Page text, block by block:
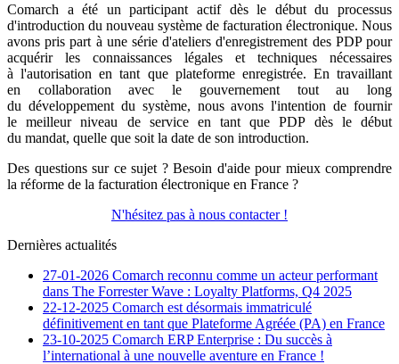
Comarch a été un participant actif dès le début du processus
d'introduction du nouveau système de facturation électronique. Nous
avons pris part à une série d'ateliers d'enregistrement des PDP pour
acquérir les connaissances légales et techniques nécessaires
à l'autorisation en tant que plateforme enregistrée. En travaillant
en collaboration avec le gouvernement tout au long
du développement du système, nous avons l'intention de fournir
le meilleur niveau de service en tant que PDP dès le début
du mandat, quelle que soit la date de son introduction.
Des questions sur ce sujet ? Besoin d'aide pour mieux comprendre
la réforme de la facturation électronique en France ?
N'hésitez pas à nous contacter !
Dernières actualités
27-01-2026 Comarch reconnu comme un acteur performant
dans The Forrester Wave : Loyalty Platforms, Q4 2025
22-12-2025 Comarch est désormais immatriculé
définitivement en tant que Plateforme Agréée (PA) en France
23-10-2025 Comarch ERP Enterprise : Du succès à
l’international à une nouvelle aventure en France !